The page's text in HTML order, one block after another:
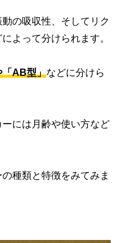
の吸収性、そしてリク
よって分けられます。
「AB型」などに分けら
には月齢や使い方など
種類と特徴をみてみま